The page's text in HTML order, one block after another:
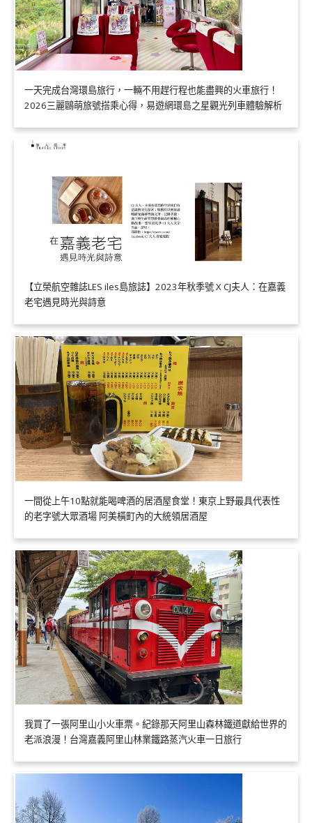
一天完成台灣環島旅行，一輛不用趕行程也能盡興的火車旅行！
2026三麗鷗萌旅號搭乘心得，易遊網環島之星觀光列車體驗解析
【立榮航空雜誌LES iles島旅誌】2023年秋季號 X CJ夫人：在嘉義
老宅遇見時光與詩意
一間從上午10點就能喝啤酒的居酒屋食堂！東京上野最具代表性
的老字號大眾酒場 阿美橫町內的大統領居酒屋
我買了一張阿里山小火車票。紀錄那天阿里山森林鐵道獻給世界的
老派浪漫！台灣嘉義阿里山林業鐵路蒸汽火車一日旅行